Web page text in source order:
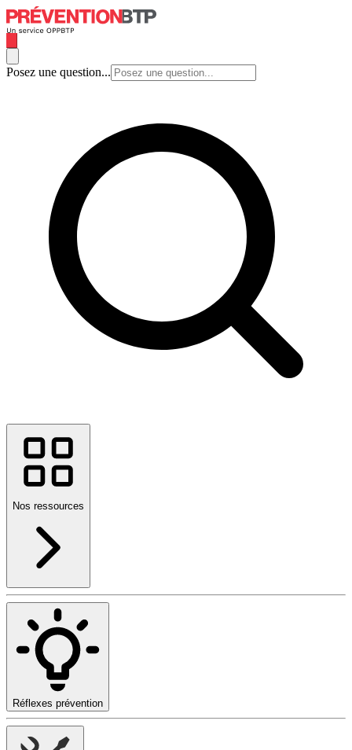
Posez une question...
Nos ressources
Réflexes prévention